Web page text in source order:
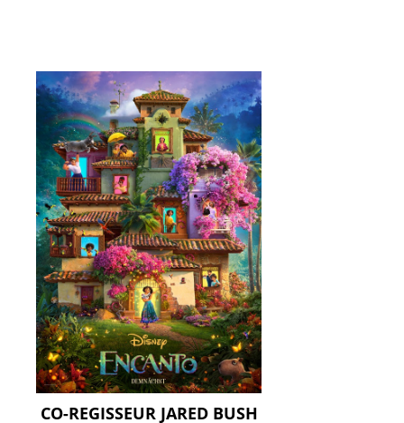
CO-REGISSEUR JARED BUSH